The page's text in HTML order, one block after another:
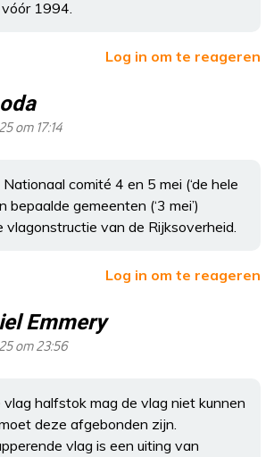
1994.
Log in om te reageren
om 17:14
comité 4 en 5 mei (‘de hele
bepaalde gemeenten (‘3 mei’)
van de Rijksoverheid.
Log in om te reageren
Emmery
om 23:56
halfstok mag de vlag niet kunnen
deze afgebonden zijn.
vlag is een uiting van